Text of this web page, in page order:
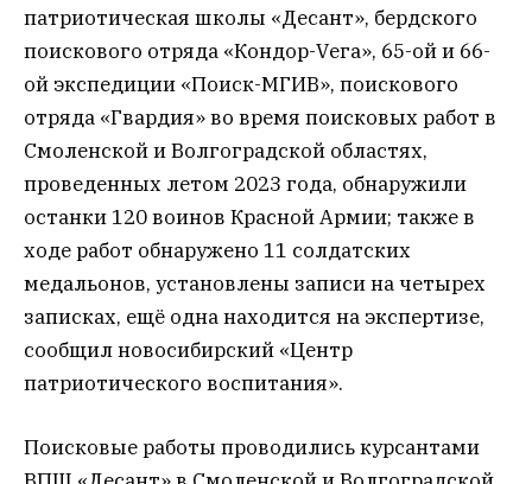
патриотическая школы «Десант», бердского
поискового отряда «Кондор-Vега», 65-ой и 66-
ой экспедиции «Поиск-МГИВ», поискового
отряда «Гвардия» во время поисковых работ в
Смоленской и Волгоградской областях,
проведенных летом 2023 года, обнаружили
останки 120 воинов Красной Армии; также в
ходе работ обнаружено 11 солдатских
медальонов, установлены записи на четырех
записках, ещё одна находится на экспертизе,
сообщил новосибирский «Центр
патриотического воспитания».
Поисковые работы проводились курсантами